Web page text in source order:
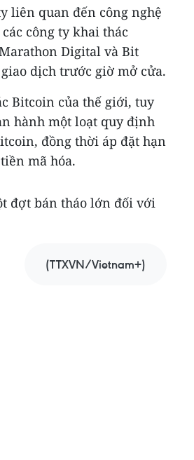
liên quan đến công nghệ
công ty khai thác
Digital và Bit
dịch trước giờ mở cửa.
Bitcoin của thế giới, tuy
hành một loạt quy định
đồng thời áp đặt hạn
mã hóa.
đợt bán tháo lớn đối với
(TTXVN/Vietnam+)